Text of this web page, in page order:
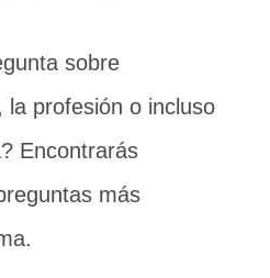
sobre
la profesión o incluso
Encontrarás
más